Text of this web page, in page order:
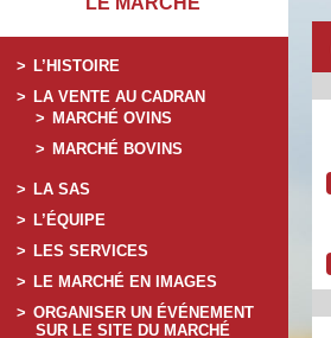
L’HISTOIRE
LA VENTE AU CADRAN
MARCHÉ OVINS
MARCHÉ BOVINS
LA SAS
L’ÉQUIPE
LES SERVICES
LE MARCHÉ EN IMAGES
ORGANISER UN ÉVÉNEMENT
SUR LE SITE DU MARCHÉ